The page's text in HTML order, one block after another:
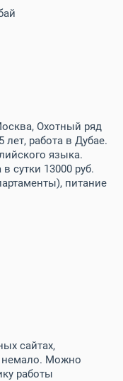
Охотный ряд
лет, работа в Дубае.
языка.
сутки 13000 руб.
питание
сайтах,
немало. Можно
работы